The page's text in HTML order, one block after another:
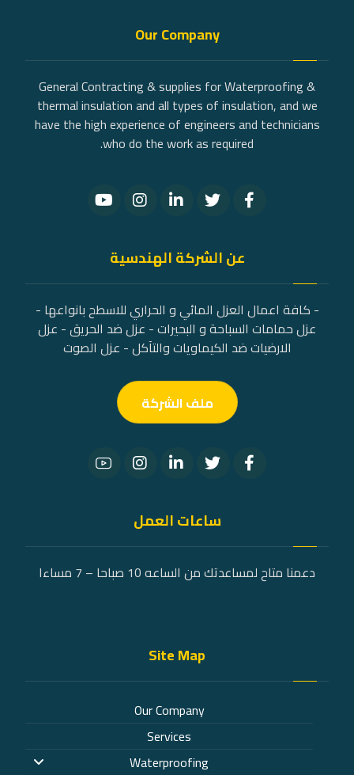
Our Company
General Contracting & supplies for Waterproofing &
thermal insulation and all types of insulation, and we
have the high experience of engineers and technicians
who do the work as required.
عن الشركة الهندسية
- كافة اعمال العزل المائي و الحراري للاسطح بانواعها -
عزل حمامات السباحة و البحيرات - عزل ضد الحريق - عزل
الارضيات ضد الكيماويات والتآكل - عزل الصوت
ملف الشركة
ساعات العمل
دعمنا متاح لمساعدتك من الساعه 10 صباحا – 7 مساءا
Site Map
Our Company
Services
Waterproofing